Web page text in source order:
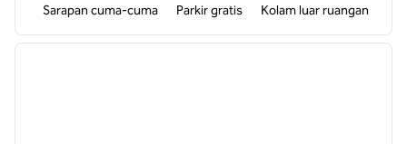
Sarapan cuma-cuma Parkir gratis Kolam luar ruangan
1 dari 12